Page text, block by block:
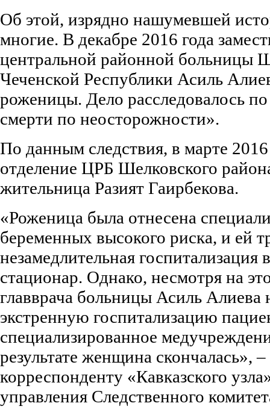
Об этой, изрядно нашумевшей
многие. В декабре 2016 года
центральной районной больницы
Чеченской Республики Асиль
роженицы. Дело расследовалось
смерти по неосторожности».
По данным следствия, в марте
отделение ЦРБ Шелковского
жительница Разият Гаирбекова.
«Роженица была отнесена
беременных высокого риска, и ей
незамедлительная госпитализация
стационар. Однако, несмотря на
главврача больницы Асиль Алиева
экстренную госпитализацию
специализированное
результате женщина скончалась», –
корреспонденту «Кавказского
управления Следственного